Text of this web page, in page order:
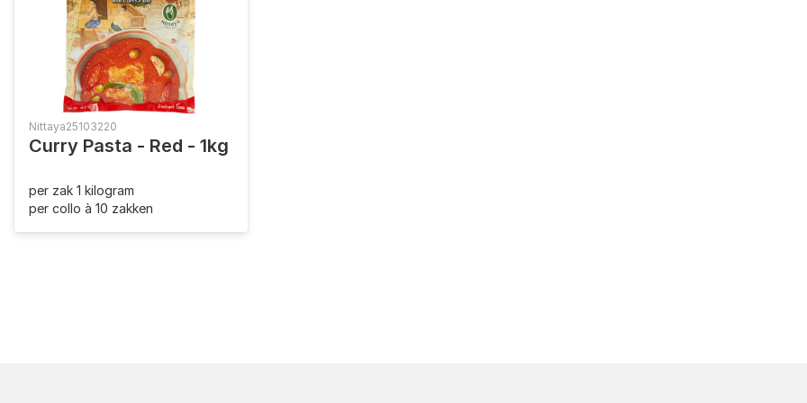
Nittaya25103220
Curry Pasta - Red - 1kg
per zak 1 kilogram
per collo à 10 zakken